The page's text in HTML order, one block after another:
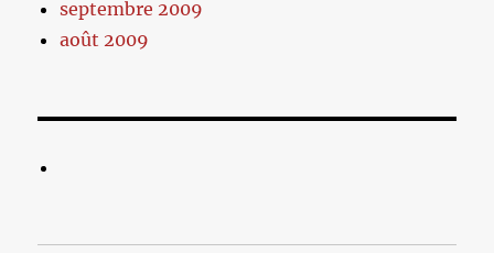
septembre 2009
août 2009